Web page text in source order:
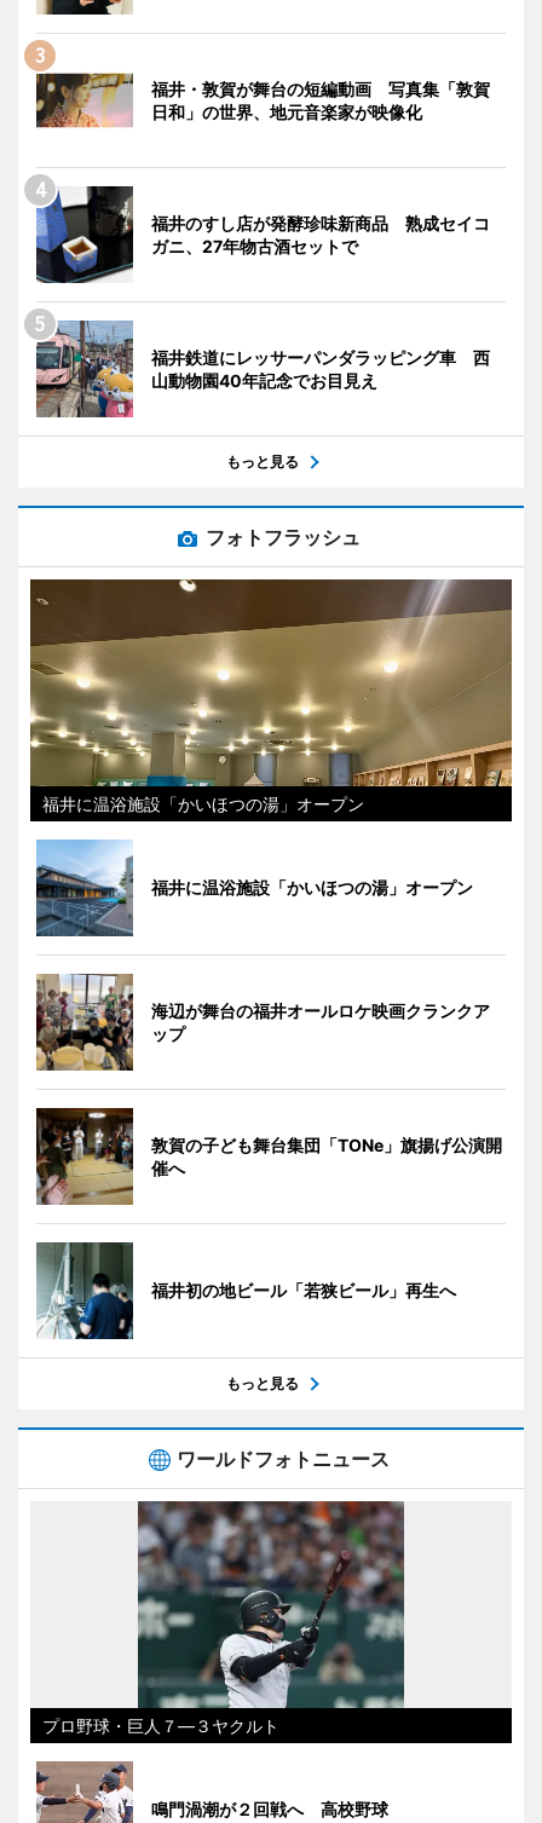
福井・敦賀が舞台の短編動画 写真集「敦賀
日和」の世界、地元音楽家が映像化
福井のすし店が発酵珍味新商品 熟成セイコ
ガニ、27年物古酒セットで
福井鉄道にレッサーパンダラッピング車 西
山動物園40年記念でお目見え
もっと見る
フォトフラッシュ
福井に温浴施設「かいほつの湯」オープン
福井に温浴施設「かいほつの湯」オープン
海辺が舞台の福井オールロケ映画クランクア
ップ
敦賀の子ども舞台集団「TONe」旗揚げ公演開
催へ
福井初の地ビール「若狭ビール」再生へ
もっと見る
ワールドフォトニュース
プロ野球・巨人７―３ヤクルト
鳴門渦潮が２回戦へ 高校野球